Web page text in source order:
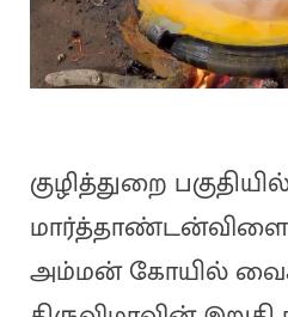
குழித்துறை
மார்த்தாண்டன்விளை
அம்மன் கோயில்